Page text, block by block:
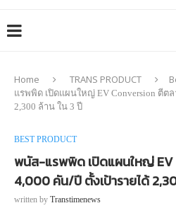
Home TRANS PRODUCT
แรพพิด เปิดแผนใหญ่ EV Conversion ตีต
2,300 ล้าน ใน 3 ปี
BEST PRODUCT
พนัส-แรพพิด เปิดแผนใหญ่
4,000 คัน/ปี ตั้งเป้ารายได้
written by Transtimenews